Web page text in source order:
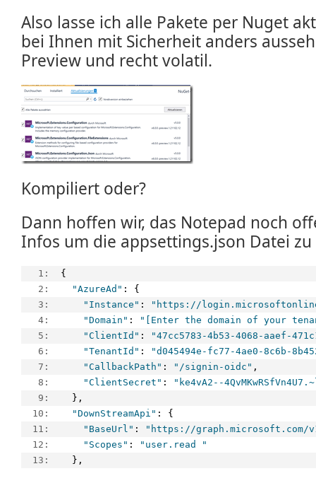
Also lasse ich alle Pakete per Nuget
bei Ihnen mit Sicherheit anders
Preview und recht volatil.
Kompiliert oder?
Dann hoffen wir, das Notepad noch
Infos um die appsettings.json Datei
   1:
{
   2:
"AzureAd" : {
   3:
"Instance" :
"https://
   4:
"Domain" :
"[Enter the domain of your
   5:
"ClientId" :
"47cc5783-4b53-4068-aaef-
   6:
"TenantId" :
"d045494e-fc77-4ae0-8c6b-
   7:
"CallbackPath" : "/signin-oidc" ,
   8:
"ClientSecret" :
"ke4vA2--
   9:
  },
  10:
"DownStreamApi" : {
  11:
"BaseUrl" :
"https://graph.microsoft.com/
  12:
"Scopes" :
"user.read "
  13:
  },